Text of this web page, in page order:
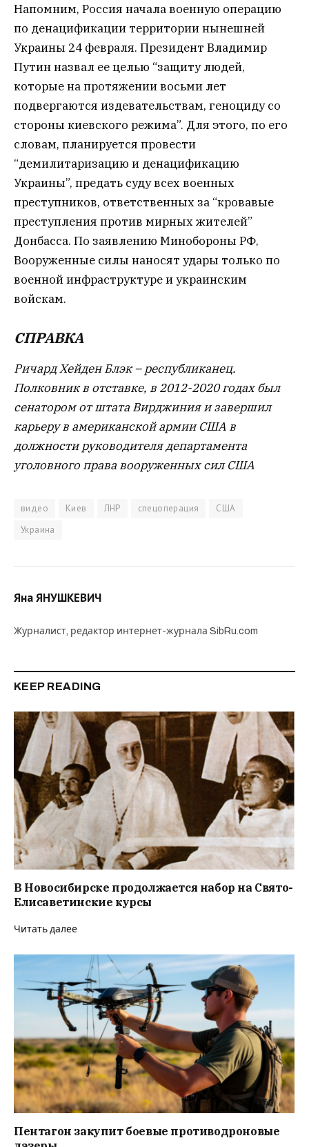
Напомним, Россия начала военную операцию
по денацификации территории нынешней
Украины 24 февраля. Президент Владимир
Путин назвал ее целью “защиту людей,
которые на протяжении восьми лет
подвергаются издевательствам, геноциду со
стороны киевского режима”. Для этого, по его
словам, планируется провести
“демилитаризацию и денацификацию
Украины”, предать суду всех военных
преступников, ответственных за “кровавые
преступления против мирных жителей”
Донбасса. По заявлению Минобороны РФ,
Вооруженные силы наносят удары только по
военной инфраструктуре и украинским
войскам.
СПРАВКА
Ричард Хейден Блэк – республиканец.
Полковник в отставке, в 2012-2020 годах был
сенатором от штата Вирджиния и завершил
карьеру в американской армии США в
должности руководителя департамента
уголовного права вооруженных сил США
видео Киев ЛНР спецоперация
США
Украина
Яна ЯНУШКЕВИЧ
Журналист, редактор интернет-журнала SibRu.com
KEEP READING
В Новосибирске продолжается набор на Свято-
Елисаветинские курсы
Читать далее
Пентагон закупит боевые противодроновые